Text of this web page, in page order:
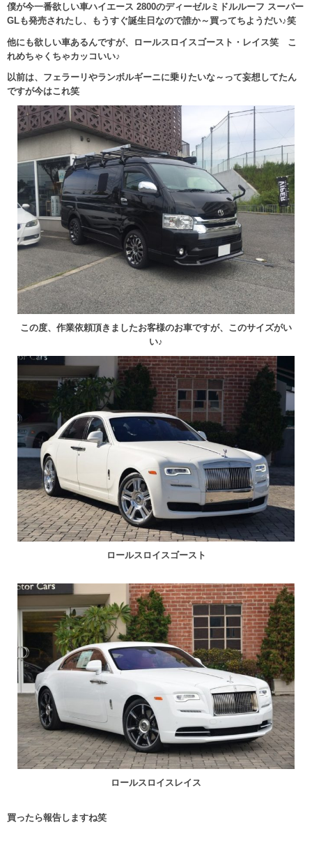
僕が今一番欲しい車ハイエース 2800のディーゼルミドルルーフ スーパー
GLも発売されたし、もうすぐ誕生日なので誰か～買ってちようだい♪笑
他にも欲しい車あるんですが、ロールスロイスゴースト・レイス笑 こ
れめちゃくちゃカッコいい♪
以前は、フェラーリやランボルギーニに乗りたいな～って妄想してたん
ですが今はこれ笑
この度、作業依頼頂きましたお客様のお車ですが、このサイズがい
い♪
ロールスロイスゴースト
ロールスロイスレイス
買ったら報告しますね笑